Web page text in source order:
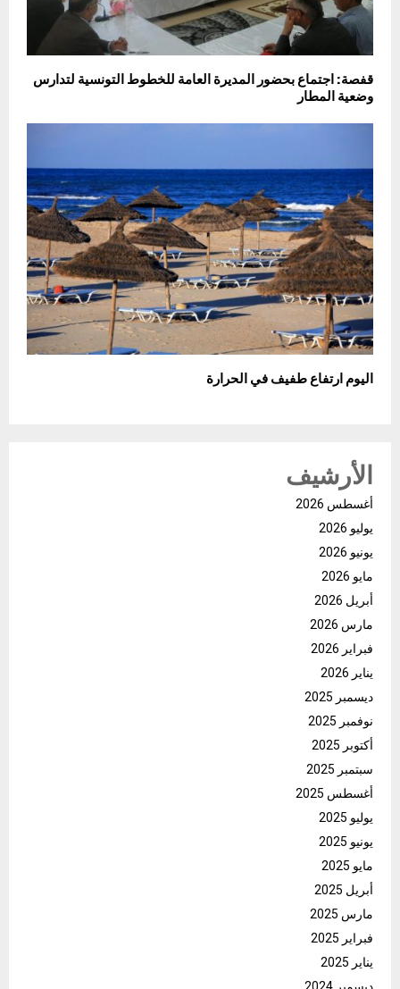
قفصة: اجتماع بحضور المديرة العامة للخطوط التونسية لتدارس
وضعية المطار
اليوم ارتفاع طفيف في الحرارة
الأرشيف
أغسطس 2026
يوليو 2026
يونيو 2026
مايو 2026
أبريل 2026
مارس 2026
فبراير 2026
يناير 2026
ديسمبر 2025
نوفمبر 2025
أكتوبر 2025
سبتمبر 2025
أغسطس 2025
يوليو 2025
يونيو 2025
مايو 2025
أبريل 2025
مارس 2025
فبراير 2025
يناير 2025